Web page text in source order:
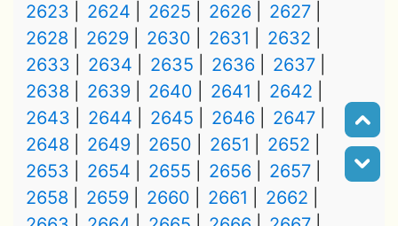
2623
2624 2625 2626
2627
2628
2629 2630 2631
2632
2633
2634 2635 2636
2637
2638
2639 2640 2641
2642
2643
2644 2645 2646
2647
2648
2649 2650 2651
2652
2653
2654 2655 2656
2657
2658
2659 2660 2661
2662